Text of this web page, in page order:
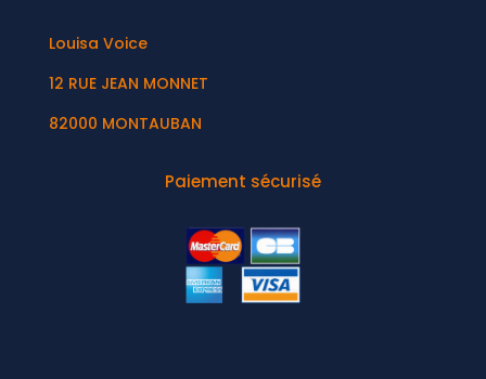
Louisa Voice
12 RUE JEAN MONNET
82000 MONTAUBAN
Paiement sécurisé